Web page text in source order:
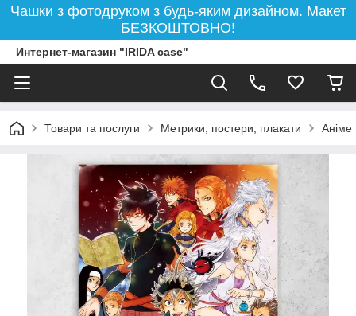
Чашки з фотодруком з будь-яким дизайном. Макет
БЕЗКОШТОВНО!
Интернет-магазин "IRIDA case"
Товари та послуги Метрики, постери, плакати Аніме